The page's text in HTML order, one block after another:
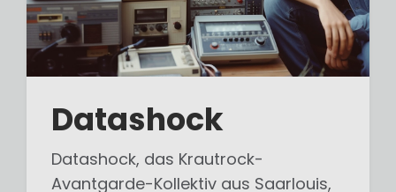
Datashock
Datashock, das Krautrock-
Avantgarde-Kollektiv aus Saarlouis,